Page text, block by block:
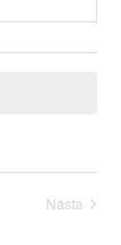
Nästa